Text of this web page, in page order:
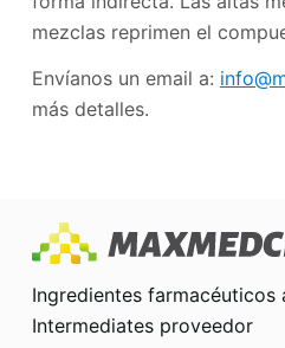
mezclas reprimen el
Envíanos un email a:
más detalles.
Ingredientes farmacéuticos
Intermediates proveedor